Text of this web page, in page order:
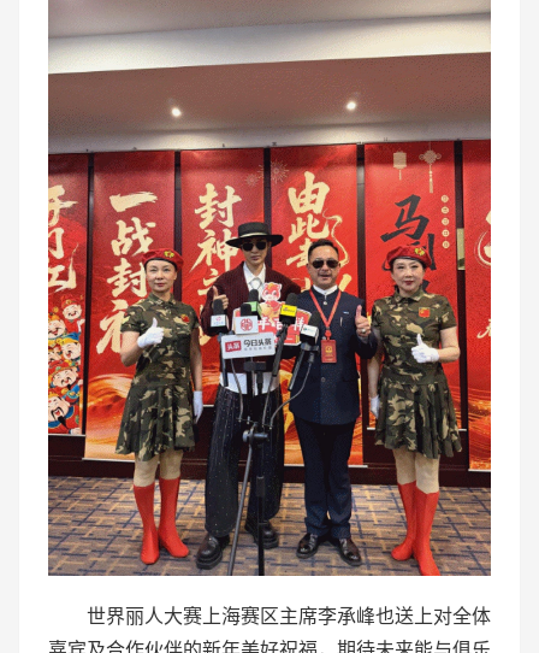
世界丽人大赛上海赛区主席李承峰也送上对全体